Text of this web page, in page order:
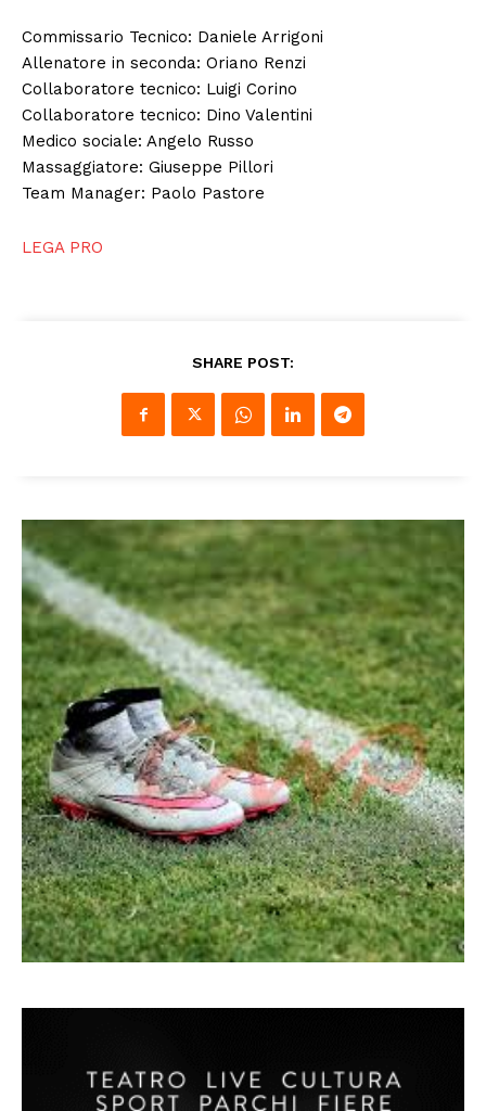
Commissario Tecnico: Daniele Arrigoni
Allenatore in seconda: Oriano Renzi
Collaboratore tecnico: Luigi Corino
Collaboratore tecnico: Dino Valentini
Medico sociale: Angelo Russo
Massaggiatore: Giuseppe Pillori
Team Manager: Paolo Pastore
LEGA PRO
SHARE POST: